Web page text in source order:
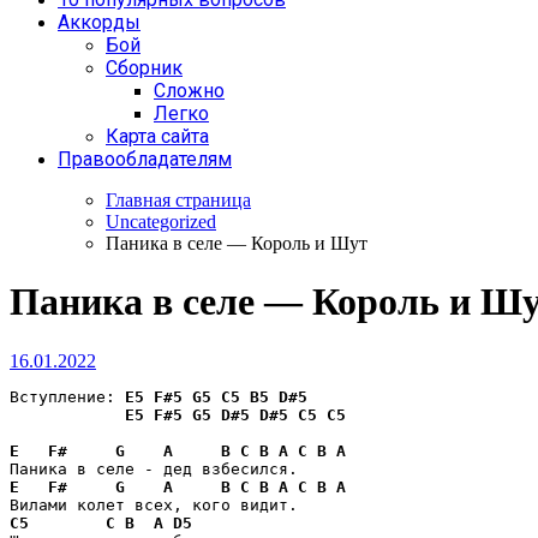
Аккорды
Бой
Сборник
Сложно
Легко
Карта сайта
Правообладателям
Главная страница
Uncategorized
Паника в селе — Король и Шут
Паника в селе — Король и
16.01.2022
Вступление: E5 F#5 G5 C5 B5 D#5
E5
F#5 G5 D#5 D#5 C5
C5
E
F# G A B C B A C B A
E
F# G A B C B A C B A
C5
C B A D5